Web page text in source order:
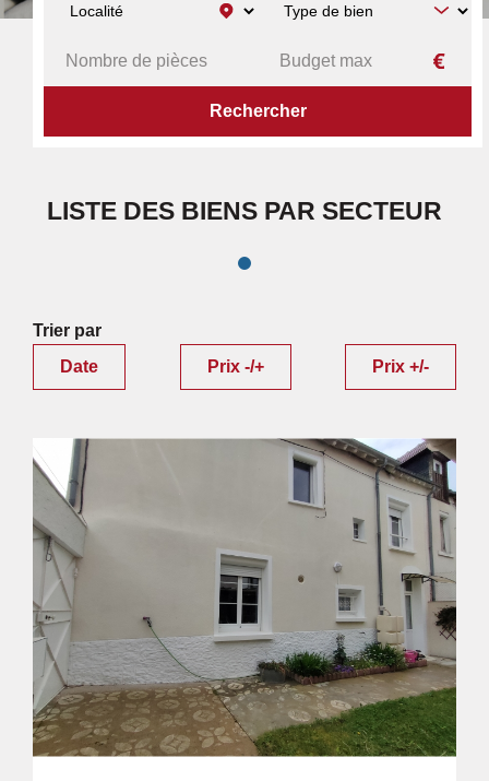
RECHERCHE PAR SECTEUR
LISTE DES BIENS PAR SECTEUR
Trier par
Date
Prix -/+ Prix +/-